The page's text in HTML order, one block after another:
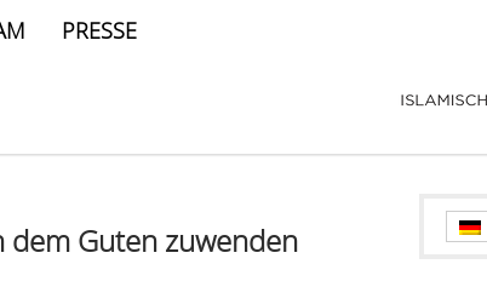
PRESSE
dem Guten zuwenden